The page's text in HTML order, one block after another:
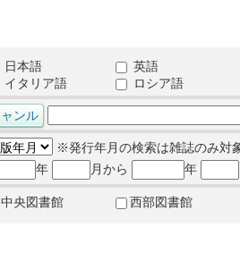
日本語
英語
イタリア語
ロシア語
※発行年月の検索は雑誌のみ対
年
月から 年
中央図書館 西部図書館